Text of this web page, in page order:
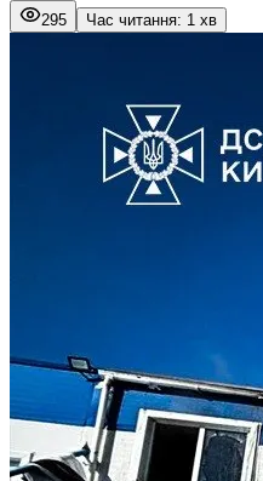
295 Час читання: 1 хв